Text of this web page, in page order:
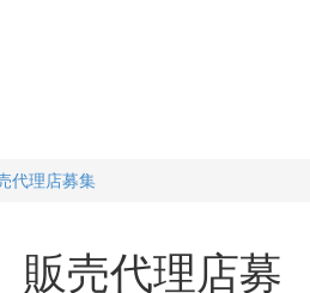
代理店募集
販売代理店募